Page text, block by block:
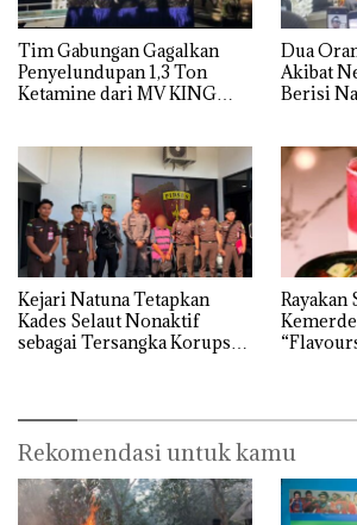
Tim Gabungan Gagalkan
Penyelundupan 1,3 Ton
Ketamine dari MV KING
Dua
Akibat
Berisi
Kejari Natuna Tetapkan
Kades Selaut Nonaktif
sebagai Tersangka Korupsi
Rayakan
Rekomendasi untuk kamu